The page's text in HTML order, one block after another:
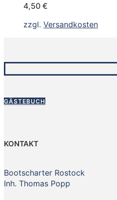
4,50 €
zzgl. Versandkosten
GÄSTEBUCH
KONTAKT
Bootscharter Rostock
Inh. Thomas Popp